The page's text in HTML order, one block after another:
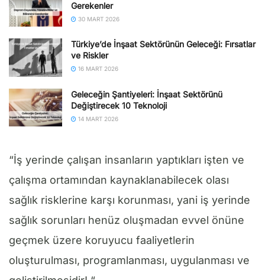
Gerekenler
30 MART 2026
Türkiye’de İnşaat Sektörünün Geleceği: Fırsatlar
ve Riskler
16 MART 2026
Geleceğin Şantiyeleri: İnşaat Sektörünü
Değiştirecek 10 Teknoloji
14 MART 2026
“İş yerinde çalışan insanların yaptıkları işten ve
çalışma ortamından kaynaklanabilecek olası
sağlık risklerine karşı korunması, yani iş yerinde
sağlık sorunları henüz oluşmadan evvel önüne
geçmek üzere koruyucu faaliyetlerin
oluşturulması, programlanması, uygulanması ve